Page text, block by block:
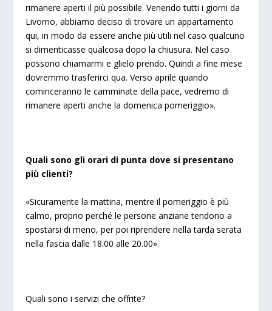
rimanere aperti il più possibile. Venendo tutti i giorni da
Livorno, abbiamo deciso di trovare un appartamento
qui, in modo da essere anche più utili nel caso qualcuno
si dimenticasse qualcosa dopo la chiusura. Nel caso
possono chiamarmi e glielo prendo. Quindi a fine mese
dovremmo trasferirci qua. Verso aprile quando
cominceranno le camminate della pace, vedremo di
rimanere aperti anche la domenica pomeriggio».
Quali sono gli orari di punta dove si presentano
più clienti?
«Sicuramente la mattina, mentre il pomeriggio è più
calmo, proprio perché le persone anziane tendono a
spostarsi di meno, per poi riprendere nella tarda serata
nella fascia dalle 18.00 alle 20.00».
Quali sono i servizi che offrite?